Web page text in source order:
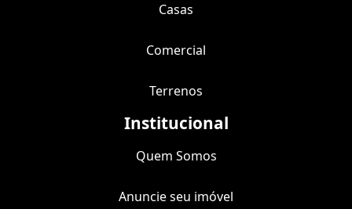
Casas
Comercial
Terrenos
Institucional
Quem Somos
Anuncie seu imóvel